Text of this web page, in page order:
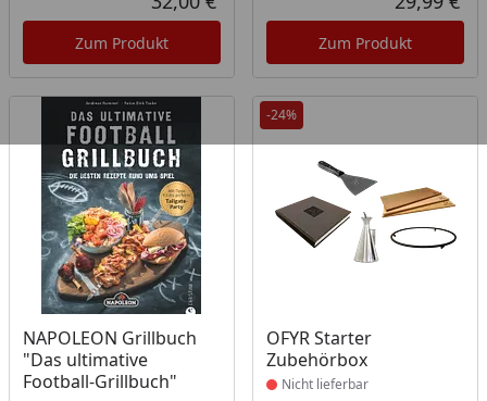
Aktueller Preis
Zum Produkt Zum Produkt
NAPOLEON Grillbuch
"Das ultimative
Football-Grillbuch"
-24%
OFYR Starter
Zubehörbox
Produkt nicht lieferbar
Nicht lieferbar